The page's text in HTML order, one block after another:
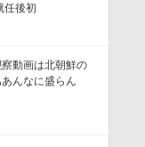
任後初
動画は北朝鮮の
んなに盛らん